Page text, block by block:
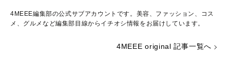
4MEEE編集部の公式サブアカウントです。美容、ファッション、コス
メ、グルメなど編集部目線からイチオシ情報をお届けしています。
4MEEE original 記事一覧へ